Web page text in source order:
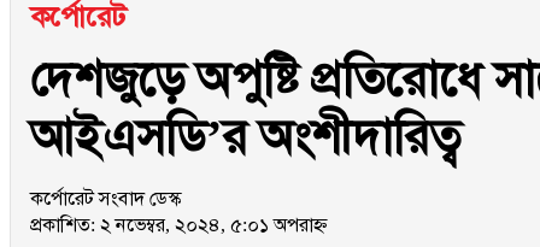
কর্পোরেট
দেশজুড়ে অপুষ্টি প্রতিরোধে
আইএসডি’র অংশীদারিত্ব
কর্পোরেট সংবাদ ডেস্ক
প্রকাশিত: ২ নভেম্বর, ২০২৪, ৫:০১ অপরাহ্ন